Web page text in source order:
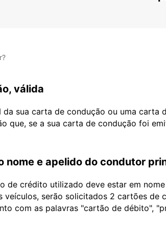
válida
sua carta de condução ou uma
que, se a sua carta de condução foi
nome e apelido do condutor
de crédito utilizado deve estar em
veículos, serão solicitados 2 cartões
com as palavras "cartão de débito",